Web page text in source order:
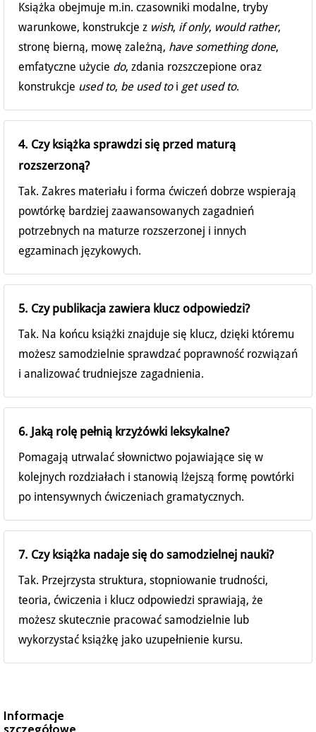
Książka obejmuje m.in. czasowniki modalne, tryby
warunkowe, konstrukcje z wish, if only, would rather,
stronę bierną, mowę zależną, have something done,
emfatyczne użycie do, zdania rozszczepione oraz
konstrukcje used to, be used toi get used to.
4. Czy książka sprawdzi się przed maturą
rozszerzoną?
Tak. Zakres materiału i forma ćwiczeń dobrze wspierają
powtórkę bardziej zaawansowanych zagadnień
potrzebnych na maturze rozszerzonej i innych
egzaminach językowych.
5. Czy publikacja zawiera klucz odpowiedzi?
Tak. Na końcu książki znajduje się klucz, dzięki któremu
możesz samodzielnie sprawdzać poprawność rozwiązań
i analizować trudniejsze zagadnienia.
6. Jaką rolę pełnią krzyżówki leksykalne?
Pomagają utrwalać słownictwo pojawiające się w
kolejnych rozdziałach i stanowią lżejszą formę powtórki
po intensywnych ćwiczeniach gramatycznych.
7. Czy książka nadaje się do samodzielnej nauki?
Tak. Przejrzysta struktura, stopniowanie trudności,
teoria, ćwiczenia i klucz odpowiedzi sprawiają, że
możesz skutecznie pracować samodzielnie lub
wykorzystać książkę jako uzupełnienie kursu.
Informacje
szczegółowe